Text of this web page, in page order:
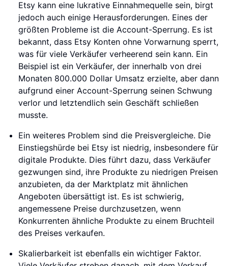
Etsy kann eine lukrative Einnahmequelle sein, birgt
jedoch auch einige Herausforderungen. Eines der
größten Probleme ist die Account-Sperrung. Es ist
bekannt, dass Etsy Konten ohne Vorwarnung sperrt,
was für viele Verkäufer verheerend sein kann. Ein
Beispiel ist ein Verkäufer, der innerhalb von drei
Monaten 800.000 Dollar Umsatz erzielte, aber dann
aufgrund einer Account-Sperrung seinen Schwung
verlor und letztendlich sein Geschäft schließen
musste.
Ein weiteres Problem sind die Preisvergleiche. Die
Einstiegshürde bei Etsy ist niedrig, insbesondere für
digitale Produkte. Dies führt dazu, dass Verkäufer
gezwungen sind, ihre Produkte zu niedrigen Preisen
anzubieten, da der Marktplatz mit ähnlichen
Angeboten übersättigt ist. Es ist schwierig,
angemessene Preise durchzusetzen, wenn
Konkurrenten ähnliche Produkte zu einem Bruchteil
des Preises verkaufen.
Skalierbarkeit ist ebenfalls ein wichtiger Faktor.